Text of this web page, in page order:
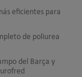
eficientes para
de poliurea
del Barça y